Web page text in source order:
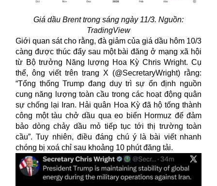
Giá dầu Brent trong sáng ngày 11/3. Nguồn:
TradingView
Giới quan sát cho rằng, đà giảm của giá dầu hôm 10/3
càng được thúc đẩy sau một bài đăng ở mạng xã hội
từ Bộ trưởng Năng lượng Hoa Kỳ Chris Wright. Cụ
thể, ông viết trên trang X (@SecretaryWright) rằng:
“Tổng thống Trump đang duy trì sự ổn định nguồn
cung năng lượng toàn cầu trong các hoạt động quân
sự chống lại Iran. Hải quân Hoa Kỳ đã hộ tống thành
công một tàu chở dầu qua eo biển Hormuz để đảm
bảo dòng chảy dầu mỏ tiếp tục tới thị trường toàn
cầu”. Tuy nhiên, điều đáng chú ý là bài viết nhanh
chóng bị xoá chỉ sau khoảng 10 phút đăng tải.